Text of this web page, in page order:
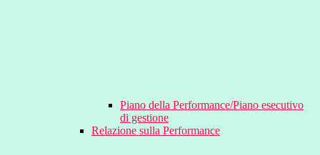
Piano della Performance/Piano esecutivo
di gestione
Relazione sulla Performance